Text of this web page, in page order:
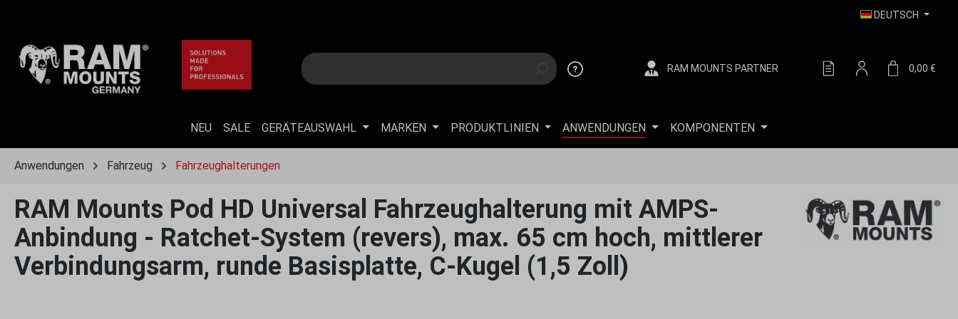
DEUTSCH
RAM MOUNTS PARTNER DU HAST 0 PRODUKTE
0,00 €
NEU SALE GERÄTEAUSWAHL MARKEN PRODUKTLINIEN ANWENDUNGEN KOMPONENTEN
Anwendungen Fahrzeug Fahrzeughalterungen
RAM Mounts Pod HD Universal Fahrzeughalterung mit AMPS-
Anbindung - Ratchet-System (revers), max. 65 cm hoch, mittlerer
Verbindungsarm, runde Basisplatte, C-Kugel (1,5 Zoll)